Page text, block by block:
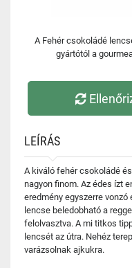
A Fehér csokoládé
gyártótól a
LEÍRÁS
A kiváló fehér csokoládé
nagyon finom. Az édes ízt
eredmény egyszerre
lencse beledobható a
felolvasztva. A mi titkos
lencsét az útra. Nehéz
varázsolnak ajkukra.